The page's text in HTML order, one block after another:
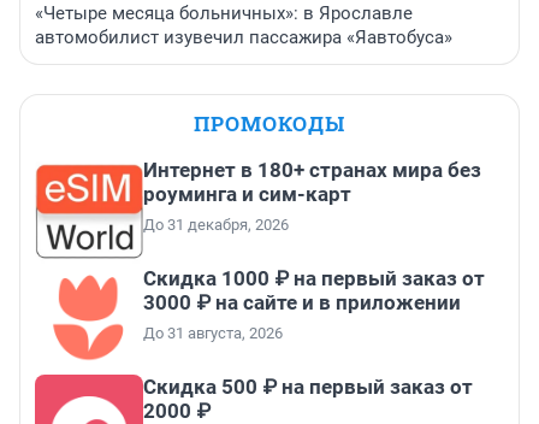
«Четыре месяца больничных»: в Ярославле
автомобилист изувечил пассажира «Яавтобуса»
ПРОМОКОДЫ
Интернет в 180+ странах мира без
роуминга и сим-карт
До 31 декабря, 2026
Скидка 1000 ₽ на первый заказ от
3000 ₽ на сайте и в приложении
До 31 августа, 2026
Скидка 500 ₽ на первый заказ от
2000 ₽